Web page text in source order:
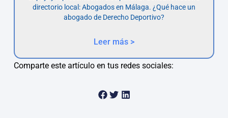
directorio local: Abogados en Málaga. ¿Qué hace un
abogado de Derecho Deportivo?
Leer más >
Comparte este artículo en tus redes sociales: